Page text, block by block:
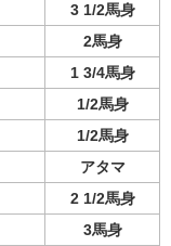
3 1/2馬身
2馬身
1 3/4馬身
1/2馬身
1/2馬身
アタマ
2 1/2馬身
3馬身